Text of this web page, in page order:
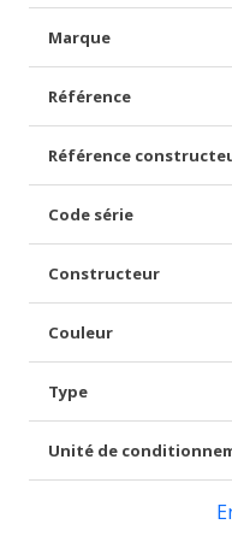
Marque
Référence
Référence
Code série
Constructeur
Couleur
Type
Unité de